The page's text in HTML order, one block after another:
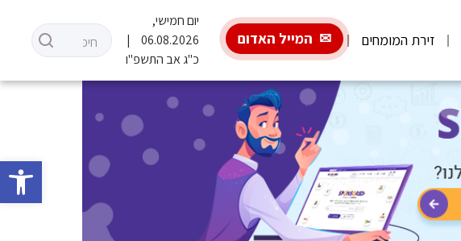
פתח
זירת המומחים המייל האדום
יום חמישי,
06.08.2026
כ"ג אב התשפ"ו